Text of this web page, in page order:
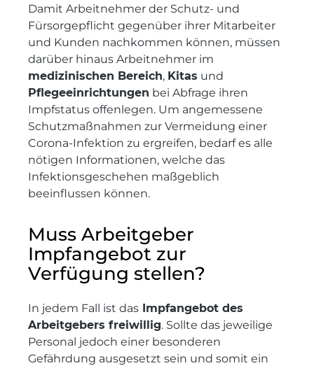
Damit Arbeitnehmer der Schutz- und
Fürsorgepflicht gegenüber ihrer Mitarbeiter
und Kunden nachkommen können, müssen
darüber hinaus Arbeitnehmer im
medizinischen Bereich, Kitas und
Pflegeeinrichtungen bei Abfrage ihren
Impfstatus offenlegen. Um angemessene
Schutzmaßnahmen zur Vermeidung einer
Corona-Infektion zu ergreifen, bedarf es alle
nötigen Informationen, welche das
Infektionsgeschehen maßgeblich
beeinflussen können.
Muss Arbeitgeber
Impfangebot zur
Verfügung stellen?
In jedem Fall ist das Impfangebot des
Arbeitgebers freiwillig. Sollte das jeweilige
Personal jedoch einer besonderen
Gefährdung ausgesetzt sein und somit ein